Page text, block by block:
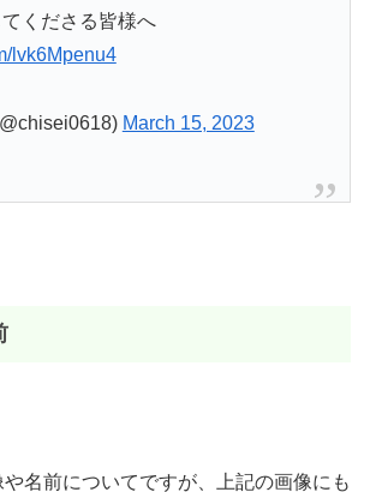
くださる皆様へ
lvk6Mpenu4
March 15, 2023
名前についてですが、上記の画像にも